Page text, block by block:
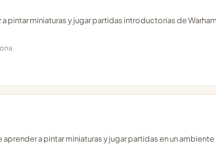
pintar miniaturas y jugar partidas introductorias de
a pintar miniaturas y jugar partidas en un ambiente